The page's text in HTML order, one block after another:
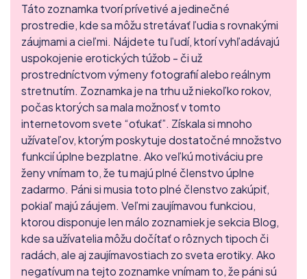
Táto zoznamka tvorí prívetivé a jedinečné
prostredie, kde sa môžu stretávať ľudia s rovnakými
záujmami a cieľmi. Nájdete tu ľudí, ktorí vyhľadávajú
uspokojenie erotických túžob - či už
prostredníctvom výmeny fotografií alebo reálnym
stretnutím. Zoznamka je na trhu už niekoľko rokov,
počas ktorých sa mala možnosť v tomto
internetovom svete “oťukať”. Získala si mnoho
užívateľov, ktorým poskytuje dostatočné množstvo
funkcií úplne bezplatne. Ako veľkú motiváciu pre
ženy vnímam to, že tu majú plné členstvo úplne
zadarmo. Páni si musia toto plné členstvo zakúpiť,
pokiaľ majú záujem. Veľmi zaujímavou funkciou,
ktorou disponuje len málo zoznamiek je sekcia Blog,
kde sa užívatelia môžu dočítať o rôznych tipoch či
radách, ale aj zaujímavostiach zo sveta erotiky. Ako
negatívum na tejto zoznamke vnímam to, že páni sú